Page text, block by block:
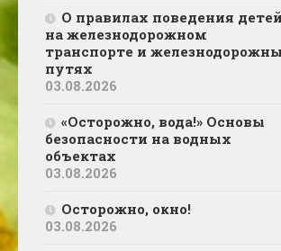
О правилах поведения детей
на железнодорожном
транспорте и
путях
03.08.2026
«Осторожно, вода!» Основы
безопасности на водных
объектах
03.08.2026
Осторожно, окно!
03.08.2026